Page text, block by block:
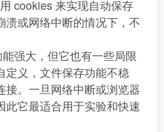
cookies 来实现自动保存
溃或网络中断的情况下，不
强大，但它也有一些局限
定义，文件保存功能不稳
接。一旦网络中断或浏览器
此它最适合用于实验和快速